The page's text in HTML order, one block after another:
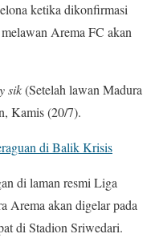
ketika dikonfirmasi
Arema FC akan
sik(Setelah lawan Madura
Kamis (20/7).
di Balik Krisis
di laman resmi Liga
Arema akan digelar pada
di Stadion Sriwedari.